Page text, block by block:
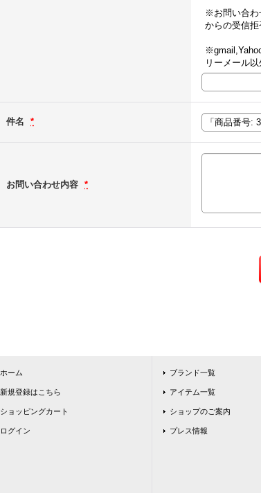
※お問い合わ
からの受信拒
リーメール
件名 *
お問い合わせ内容 *
ホーム
新規登録はこちら
ショッピングカート
ログイン
ブランド一覧
アイテム一覧
ショップのご案内
プレス情報